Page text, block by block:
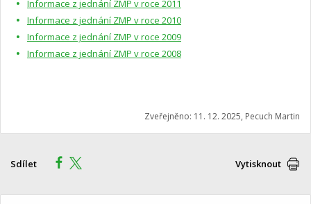
Informace z jednání ZMP v roce 2011
Informace z jednání ZMP v roce 2010
Informace z jednání ZMP v roce 2009
Informace z jednání ZMP v roce 2008
Zveřejněno: 11. 12. 2025, Pecuch Martin
Sdílet Vytisknout